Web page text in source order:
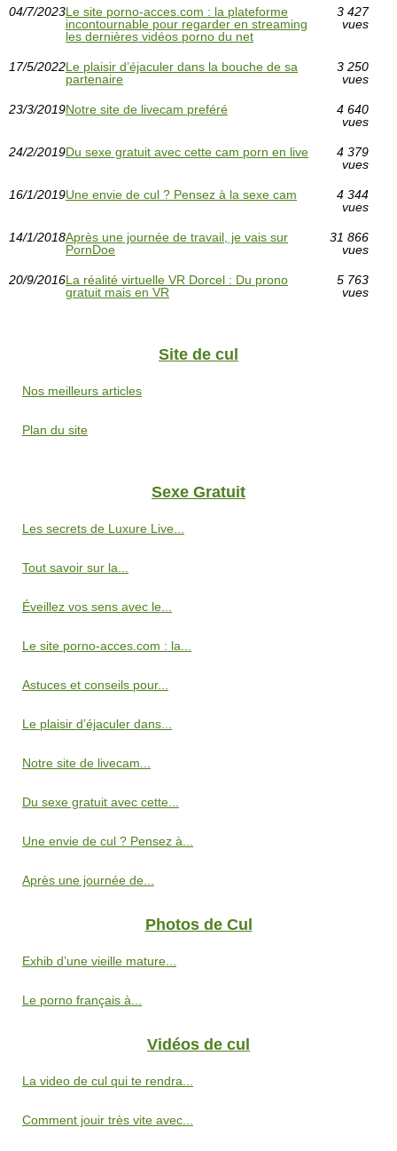
04/7/2023Le site porno-acces.com : la plateforme
incontournable pour regarder en streaming
les dernières vidéos porno du net
3 427
vues
17/5/2022Le plaisir d’éjaculer dans la bouche de sa
partenaire
3 250
vues
23/3/2019Notre site de livecam preféré
4 640
vues
24/2/2019Du sexe gratuit avec cette cam porn en live
4 379
vues
16/1/2019Une envie de cul ? Pensez à la sexe cam
4 344
vues
14/1/2018Après une journée de travail, je vais sur
PornDoe
31 866
vues
20/9/2016La réalité virtuelle VR Dorcel : Du prono
gratuit mais en VR
5 763
vues
Site de cul
Nos meilleurs articles
Plan du site
Sexe Gratuit
Les secrets de Luxure Live...
Tout savoir sur la...
Éveillez vos sens avec le...
Le site porno-acces.com : la...
Astuces et conseils pour...
Le plaisir d’éjaculer dans...
Notre site de livecam...
Du sexe gratuit avec cette...
Une envie de cul ? Pensez à...
Après une journée de...
Photos de Cul
Exhib d’une vieille mature...
Le porno français à...
Vidéos de cul
La video de cul qui te rendra...
Comment jouir très vite avec...